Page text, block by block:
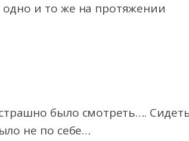
одно и то же на протяжении
было смотреть….
не по себе…